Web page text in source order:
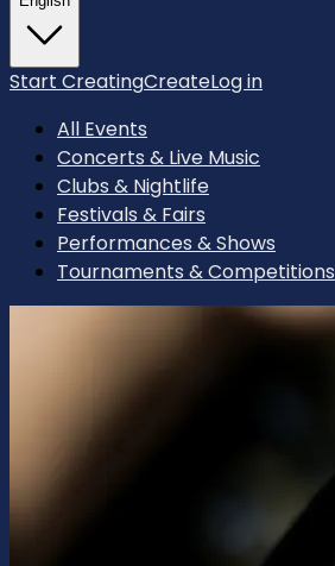
Start CreatingCreateLog in
All Events
Concerts & Live Music
Clubs & Nightlife
Festivals & Fairs
Performances & Shows
Tournaments & Competitions